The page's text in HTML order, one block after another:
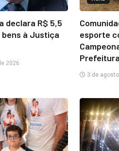
declara R$ 5,5
bens à Justiça
2026
esporte
3 de